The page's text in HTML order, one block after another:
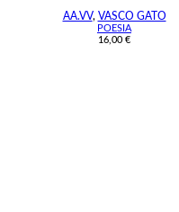
AA.VV, VASCO GATO
POESIA
16,00 €